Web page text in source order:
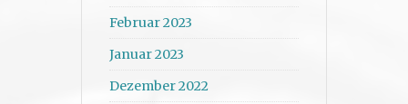
Februar 2023
Januar 2023
Dezember 2022